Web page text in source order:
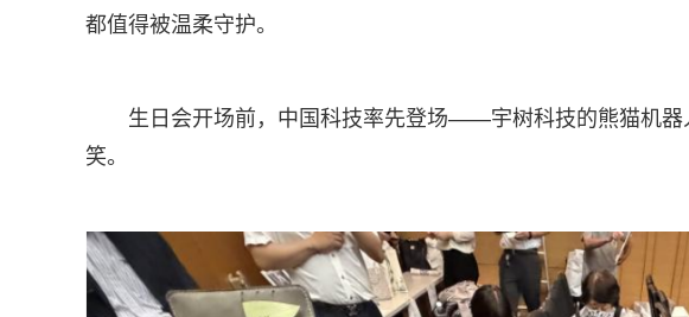
都值得被温柔守护。
生日会开场前，中国科技率先登场——宇树科技的熊猫机器
笑。